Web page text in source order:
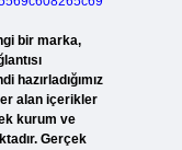
bir marka,
hazırladığımız
alan içerikler
kurum ve
Gerçek